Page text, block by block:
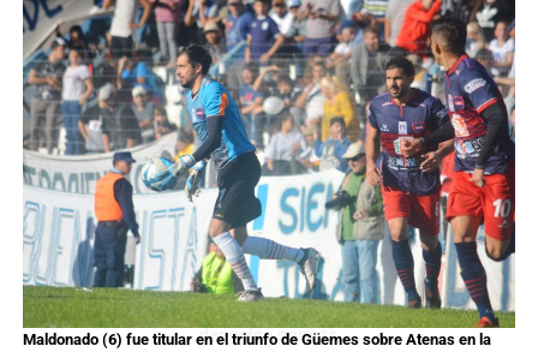
Maldonado (6) fue titular en el triunfo de Güemes sobre Atenas en la